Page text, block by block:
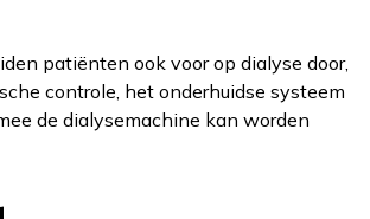
patiënten ook voor op dialyse door,
controle, het onderhuidse systeem
de dialysemachine kan worden